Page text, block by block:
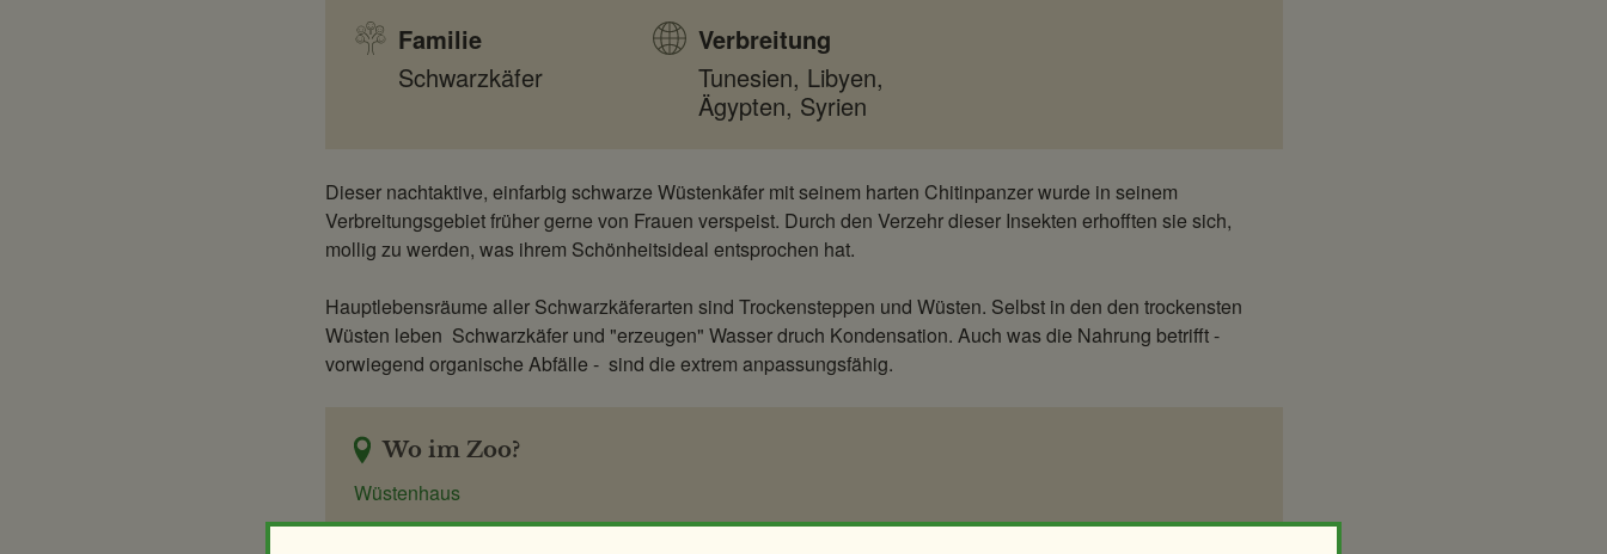
Familie
Schwarzkäfer
Verbreitung
Tunesien, Libyen,
Ägypten, Syrien
Dieser nachtaktive, einfarbig schwarze Wüstenkäfer mit seinem harten Chitinpanzer wurde in seinem
Verbreitungsgebiet früher gerne von Frauen verspeist. Durch den Verzehr dieser Insekten erhofften sie sich,
mollig zu werden, was ihrem Schönheitsideal entsprochen hat.
Hauptlebensräume aller Schwarzkäferarten sind Trockensteppen und Wüsten. Selbst in den den trockensten
Wüsten leben Schwarzkäfer und "erzeugen" Wasser druch Kondensation. Auch was die Nahrung betrifft -
vorwiegend organische Abfälle - sind die extrem anpassungsfähig.
Wo im Zoo?
Wüstenhaus